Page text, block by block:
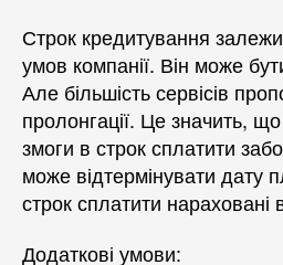
Строк кредитування
умов компанії. Він може
Але більшість сервісів
пролонгації. Це значить, що
змоги в строк сплатити
може відтермінувати дату
строк сплатити нараховані
Додаткові умови: